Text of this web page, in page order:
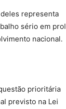
representa
sério em prol
nacional.
prioritária
previsto na Lei